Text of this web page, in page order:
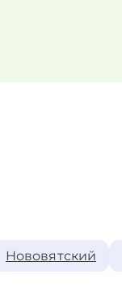
Нововятский